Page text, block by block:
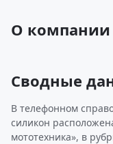
О компании
Сводные
В телефонном
силикон
мототехника», в